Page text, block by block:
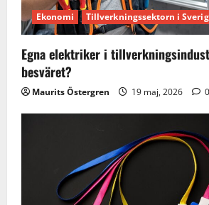
i
o
n
Ekonomi Tillverkningssektorn i
Egna elektriker i
besväret?
Maurits Östergren 19 maj, 2026 0